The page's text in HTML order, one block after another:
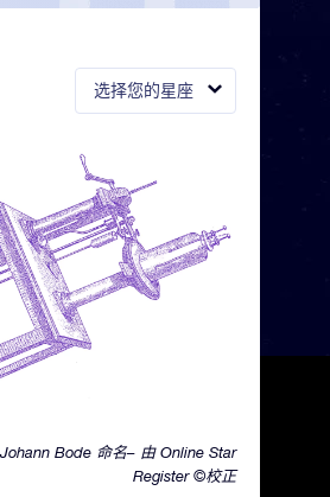
选择您的星座
Bode 命名– 由 Online Star
Register ©校正